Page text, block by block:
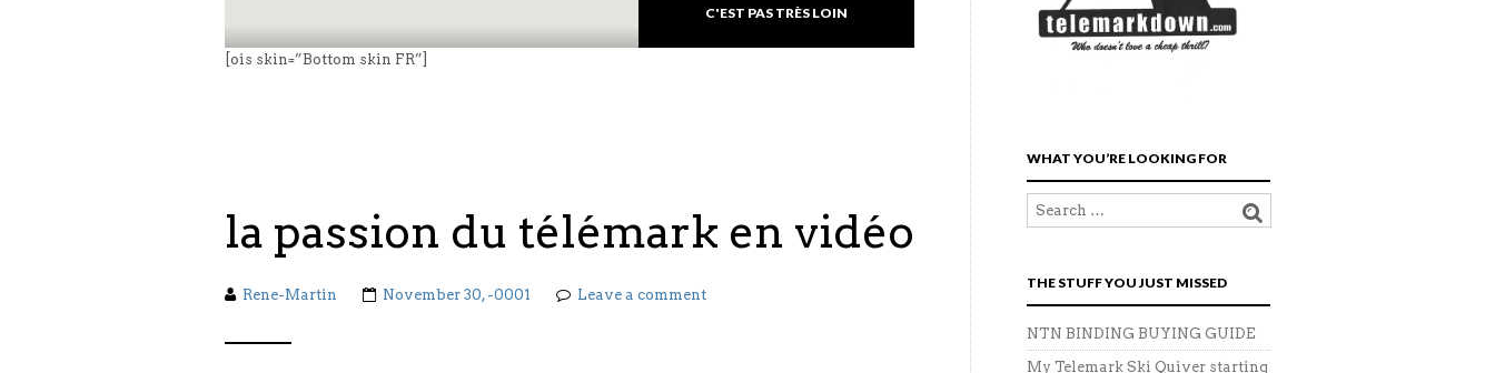
C'EST PAS TRÈS LOIN
[ois skin=”Bottom skin FR”]
la passion du télémark en vidéo
Rene-Martin November 30, -0001 Leave a comment
WHAT YOU’RE LOOKING FOR
THE STUFF YOU JUST MISSED
NTN BINDING BUYING GUIDE
My Telemark Ski Quiver starting